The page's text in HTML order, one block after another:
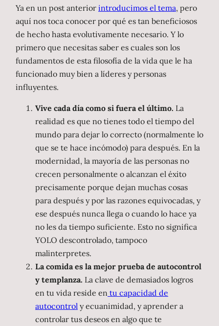
Ya en un post anterior introducimos el tema, pero
aquí nos toca conocer por qué es tan beneficiosos
de hecho hasta evolutivamente necesario. Y lo
primero que necesitas saber es cuales son los
fundamentos de esta filosofía de la vida que le ha
funcionado muy bien a líderes y personas
influyentes.
Vive cada día como si fuera el último. La
realidad es que no tienes todo el tiempo del
mundo para dejar lo correcto (normalmente lo
que se te hace incómodo) para después. En la
modernidad, la mayoría de las personas no
crecen personalmente o alcanzan el éxito
precisamente porque dejan muchas cosas
para después y por las razones equivocadas, y
ese después nunca llega o cuando lo hace ya
no les da tiempo suficiente. Esto no significa
YOLO descontrolado, tampoco
malinterpretes.
La comida es la mejor prueba de autocontrol
y templanza. La clave de demasiados logros
en tu vida reside en tu capacidad de
autocontrol y ecuanimidad, y aprender a
controlar tus deseos en algo que te